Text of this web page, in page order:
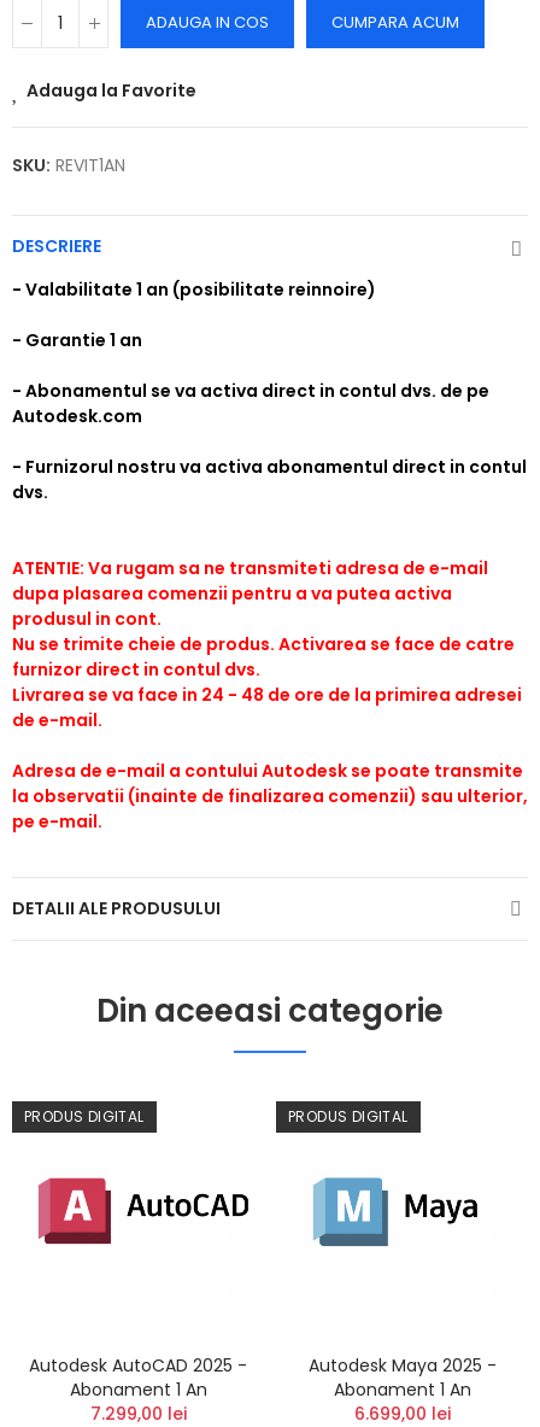
ADAUGA IN COS CUMPARA ACUM
Adauga la Favorite
SKU: REVIT1AN
DESCRIERE
- Valabilitate 1 an (posibilitate reinnoire)
- Garantie 1 an
- Abonamentul se va activa direct in contul dvs. de pe
Autodesk.com
- Furnizorul nostru va activa abonamentul direct in contul
dvs.
ATENTIE: Va rugam sa ne transmiteti adresa de e-mail
dupa plasarea comenzii pentru a va putea activa
produsul in cont.
Nu se trimite cheie de produs. Activarea se face de catre
furnizor direct in contul dvs.
Livrarea se va face in 24 - 48 de ore de la primirea adresei
de e-mail.
Adresa de e-mail a contului Autodesk se poate transmite
la observatii (inainte de finalizarea comenzii) sau ulterior,
pe e-mail.
DETALII ALE PRODUSULUI
Din aceeasi categorie
PRODUS DIGITAL
Autodesk AutoCAD 2025 -
Abonament 1 An
7.299,00 lei
PRODUS DIGITAL
Autodesk Maya 2025 -
Abonament 1 An
6.699,00 lei